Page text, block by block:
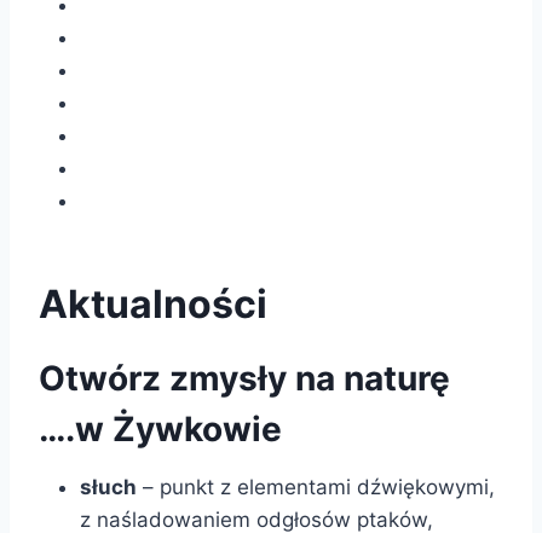
Aktualności
Otwórz zmysły na naturę
….w Żywkowie
słuch – punkt z elementami dźwiękowymi,
z naśladowaniem odgłosów ptaków,